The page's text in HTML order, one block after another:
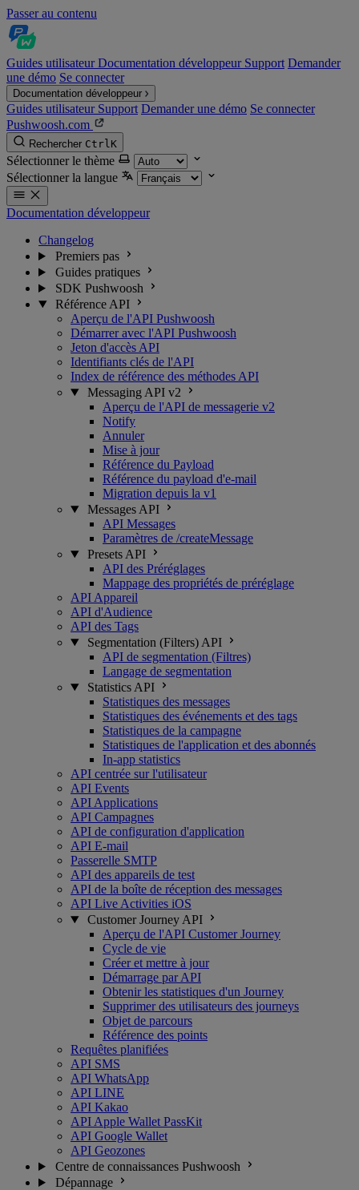
Passer au contenu
Guides utilisateurDocumentation développeur Support Demander
une démo Se connecter
Documentation développeur
Guides utilisateur Support Demander une démo Se connecter
Pushwoosh.com
Rechercher CtrlK
Sélectionner le thème
Sélectionner la langue
Documentation développeur
Changelog
Premiers pas
Guides pratiques
SDK Pushwoosh
Référence API
Aperçu de l'API Pushwoosh
Démarrer avec l'API Pushwoosh
Jeton d'accès API
Identifiants clés de l'API
Index de référence des méthodes API
Messaging API v2
Aperçu de l'API de messagerie v2
Notify
Annuler
Mise à jour
Référence du Payload
Référence du payload d'e-mail
Migration depuis la v1
Messages API
API Messages
Paramètres de /createMessage
Presets API
API des Préréglages
Mappage des propriétés de préréglage
API Appareil
API d'Audience
API des Tags
Segmentation (Filters) API
API de segmentation (Filtres)
Langage de segmentation
Statistics API
Statistiques des messages
Statistiques des événements et des tags
Statistiques de la campagne
Statistiques de l'application et des abonnés
In-app statistics
API centrée sur l'utilisateur
API Events
API Applications
API Campagnes
API de configuration d'application
API E-mail
Passerelle SMTP
API des appareils de test
API de la boîte de réception des messages
API Live Activities iOS
Customer Journey API
Aperçu de l'API Customer Journey
Cycle de vie
Créer et mettre à jour
Démarrage par API
Obtenir les statistiques d'un Journey
Supprimer des utilisateurs des journeys
Objet de parcours
Référence des points
Requêtes planifiées
API SMS
API WhatsApp
API LINE
API Kakao
API Apple Wallet PassKit
API Google Wallet
API Geozones
Centre de connaissances Pushwoosh
Dépannage